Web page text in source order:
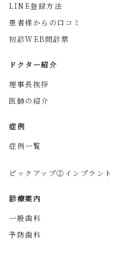
LINE登録方法
患者様からの口コミ
初診WEB問診票
ドクター紹介
理事長挨拶
医師の紹介
症例
症例一覧
ピックアップ②インプラント
診療案内
一般歯科
予防歯科